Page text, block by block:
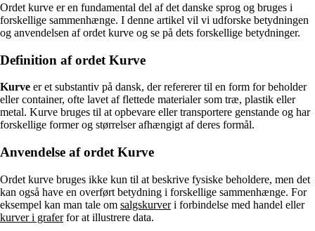
Ordet kurve er en fundamental del af det danske sprog og bruges i
forskellige sammenhænge. I denne artikel vil vi udforske betydningen
og anvendelsen af ordet kurve og se på dets forskellige betydninger.
Definition af ordet Kurve
Kurve er et substantiv på dansk, der refererer til en form for beholder
eller container, ofte lavet af flettede materialer som træ, plastik eller
metal. Kurve bruges til at opbevare eller transportere genstande og har
forskellige former og størrelser afhængigt af deres formål.
Anvendelse af ordet Kurve
Ordet kurve bruges ikke kun til at beskrive fysiske beholdere, men det
kan også have en overført betydning i forskellige sammenhænge. For
eksempel kan man tale om salgskurveri forbindelse med handel eller
kurver i graferfor at illustrere data.